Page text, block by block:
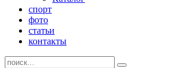
спорт
фото
статьи
контакты